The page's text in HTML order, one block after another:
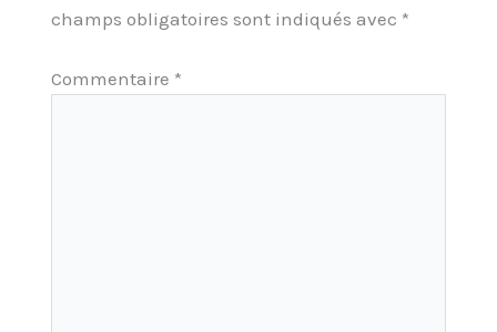
champs obligatoires sont indiqués avec *
Commentaire *